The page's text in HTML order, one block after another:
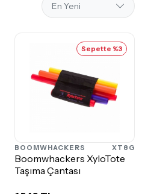
Sepette %3
BOOMWHACKERS XT8G
Boomwhackers XyloTote
Taşıma Çantası